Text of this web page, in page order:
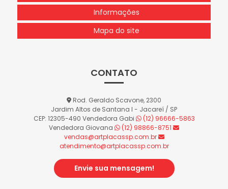
Informações
Mapa do site
CONTATO
Rod. Geraldo Scavone, 2300
Jardim Altos de Santana I - Jacareí / SP
CEP: 12305-490 Vendedora Gabi
(12) 96666-5863
Vendedora Giovana
(12) 98866-8751
vendas@artplacassp.com.br
atendimento@artplacassp.com.br
Envie sua mensagem!